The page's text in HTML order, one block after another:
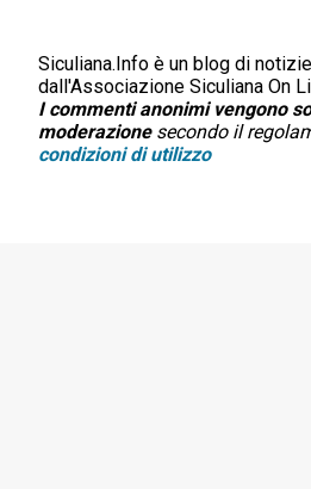
P
o
s
t
a
Siculiana.Info è un blog di
dall'Associazione Siculiana On
I commenti anonimi vengono
moderazionesecondo il
condizioni di utilizzo